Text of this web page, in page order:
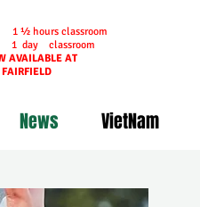
½ hours classroom
day classroom
AVAILABLE AT
News VietNam